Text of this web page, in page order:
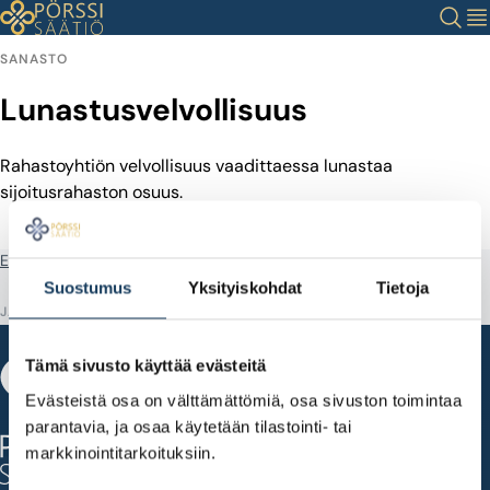
Suostumus Yksityiskohdat Tietoja
Tämä sivusto käyttää evästeitä
Evästeistä osa on välttämättömiä, osa sivuston toimintaa
parantavia, ja osaa käytetään tilastointi- tai
markkinointitarkoituksiin.
Siirry
sisältöön
Haku
SANASTO
Lunastusvelvollisuus
Rahastoyhtiön velvollisuus vaadittaessa lunastaa
sijoitusrahaston osuus.
Etusivu
JAA
Fabianinkatu 14
00100 Helsinki